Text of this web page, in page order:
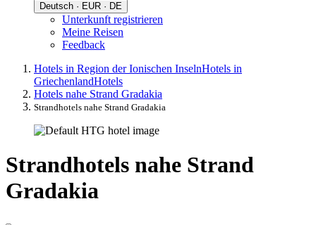
Deutsch · EUR · DE
Unterkunft registrieren
Meine Reisen
Feedback
Hotels in Region der Ionischen InselnHotels in
GriechenlandHotels
Hotels nahe Strand Gradakia
Strandhotels nahe Strand Gradakia
Strandhotels nahe Strand
Gradakia